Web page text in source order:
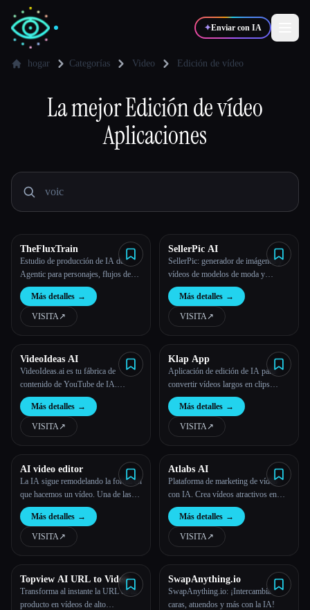
✦Enviar con IA
Escritores 🎨 Diseñadores
📈
🎓 Estudiantes
Blog
Comparar herramientas
Acerca de
hogar Categorías Video Edición de vídeo
La mejorEdición de vídeo
Aplicaciones
TheFluxTrain
Estudio de producción de IA de
Agentic para personajes, flujos de
trabajo y vídeos coherentes
Más detalles →
VISITA↗︎
SellerPic AI
SellerPic: generador de imágenes y
vídeos de modelos de moda y
productos con IA
Más detalles →
VISITA↗︎
VideoIdeas AI
VideoIdeas.ai es tu fábrica de
contenido de YouTube de IA.
Genera guiones aptos para hacer
virus, nuevas ideas de vídeo y
contenido atractivo en cuestión de
minutos.
Más detalles →
VISITA↗︎
Klap App
Aplicación de edición de IA para
convertir vídeos largos en clips
virales
Más detalles →
VISITA↗︎
AI video editor
La IA sigue remodelando la forma en
que hacemos un vídeo. Una de las
últimas innovaciones en este ámbito
es TopView.ai, un editor de vídeo de
IA en línea que aprovecha el poder
de la IA para racionalizar
Más detalles →
VISITA↗︎
Atlabs AI
Plataforma de marketing de vídeo
con IA. Crea vídeos atractivos en
cuestión de minutos.
Más detalles →
VISITA↗︎
Topview AI URL to Video
Transforma al instante la URL de tu
producto en vídeos de alto
SwapAnything.io
SwapAnything.io: ¡Intercambia
caras, atuendos y más con la IA!